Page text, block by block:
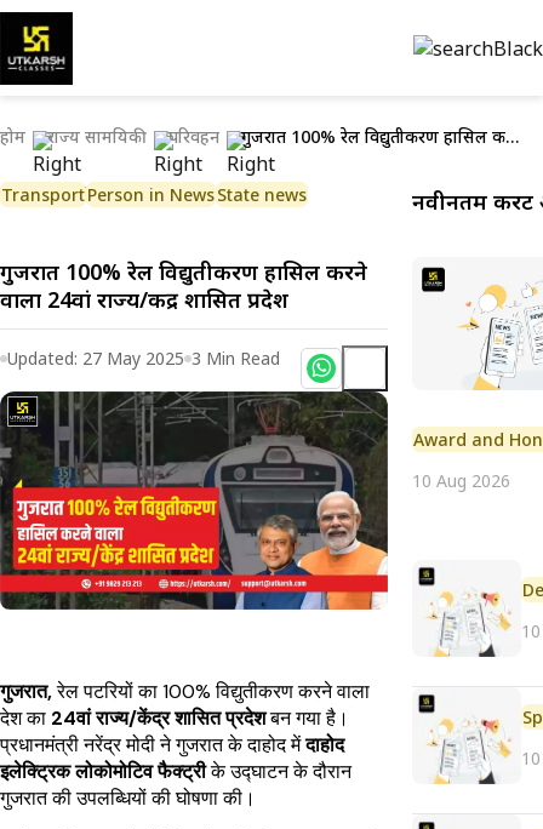
होम राज्य सामयिकी परिवहन गुजरात 100% रेल विद्युतीकरण हासिल करने वाला 24वां राज्य/केंद्र शासित प्रदेश
TransportPerson in NewsState news
गुजरात 100% रेल विद्युतीकरण हासिल करने
वाला 24वां राज्य/केंद्र शासित प्रदेश
Updated: 27 May 2025 3 Min Read
गुजरात,रेल पटरियों का 100% विद्युतीकरण करने वाला
देश का 24वां राज्य/केंद्र शासित प्रदेशबन गया है।
प्रधानमंत्री नरेंद्र मोदी ने गुजरात के दाहोद मेंदाहोद
इलेक्ट्रिक लोकोमोटिव फैक्ट्रीके उद्घाटन के दौरान
गुजरात की उपलब्धियों की घोषणा की।
नवीनतम करेंट
Award and
10 Aug 2026